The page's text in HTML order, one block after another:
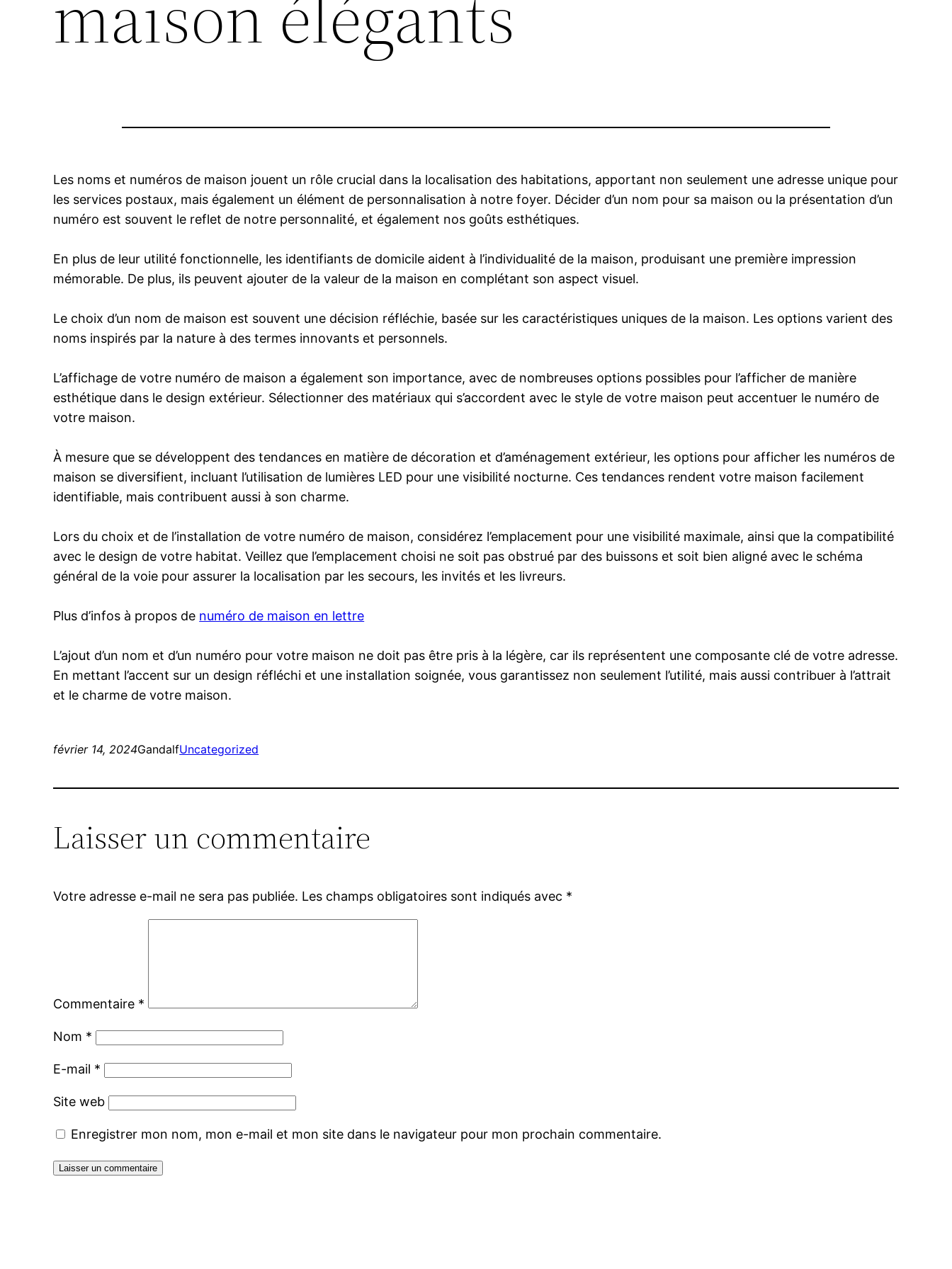
Les noms et numéros de maison jouent un rôle crucial dans la localisation des habitations, apportant non seulement une adresse unique pour
les services postaux, mais également un élément de personnalisation à notre foyer. Décider d’un nom pour sa maison ou la présentation d’un
numéro est souvent le reflet de notre personnalité, et également nos goûts esthétiques.
En plus de leur utilité fonctionnelle, les identifiants de domicile aident à l’individualité de la maison, produisant une première impression
mémorable. De plus, ils peuvent ajouter de la valeur de la maison en complétant son aspect visuel.
Le choix d’un nom de maison est souvent une décision réfléchie, basée sur les caractéristiques uniques de la maison. Les options varient des
noms inspirés par la nature à des termes innovants et personnels.
L’affichage de votre numéro de maison a également son importance, avec de nombreuses options possibles pour l’afficher de manière
esthétique dans le design extérieur. Sélectionner des matériaux qui s’accordent avec le style de votre maison peut accentuer le numéro de
votre maison.
À mesure que se développent des tendances en matière de décoration et d’aménagement extérieur, les options pour afficher les numéros de
maison se diversifient, incluant l’utilisation de lumières LED pour une visibilité nocturne. Ces tendances rendent votre maison facilement
identifiable, mais contribuent aussi à son charme.
Lors du choix et de l’installation de votre numéro de maison, considérez l’emplacement pour une visibilité maximale, ainsi que la compatibilité
avec le design de votre habitat. Veillez que l’emplacement choisi ne soit pas obstrué par des buissons et soit bien aligné avec le schéma
général de la voie pour assurer la localisation par les secours, les invités et les livreurs.
Plus d’infos à propos de numéro de maison en lettre
L’ajout d’un nom et d’un numéro pour votre maison ne doit pas être pris à la légère, car ils représentent une composante clé de votre adresse.
En mettant l’accent sur un design réfléchi et une installation soignée, vous garantissez non seulement l’utilité, mais aussi contribuer à l’attrait
et le charme de votre maison.
février 14, 2024GandalfUncategorized
Laisser un commentaire
Votre adresse e-mail ne sera pas publiée. Les champs obligatoires sont indiqués avec *
Commentaire *
Nom *
E-mail *
Site web
Enregistrer mon nom, mon e-mail et mon site dans le navigateur pour mon prochain commentaire.